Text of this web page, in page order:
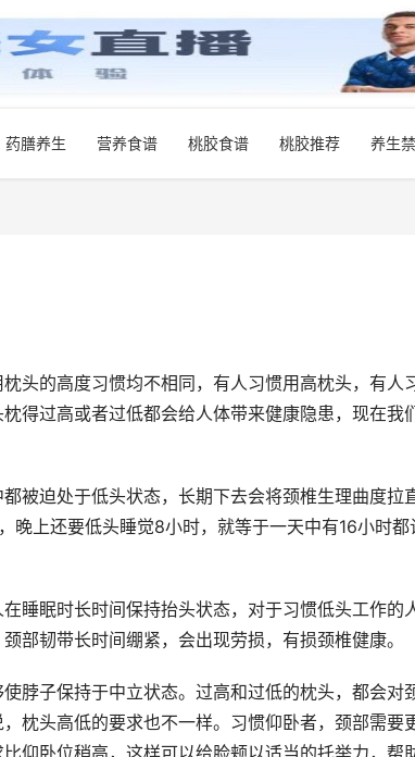
药膳养生 营养食谱 桃胶食谱 桃胶推荐 养生
头的高度习惯均不相同，有人习惯用高枕头，有人
得过高或者过低都会给人体带来健康隐患，现在我
被迫处于低头状态，长期下去会将颈椎生理曲度拉
晚上还要低头睡觉8小时，就等于一天中有16小时都
睡眠时长时间保持抬头状态，对于习惯低头工作的
部韧带长时间绷紧，会出现劳损，有损颈椎健康。
脖子保持于中立状态。过高和过低的枕头，都会对
枕头高低的要求也不一样。习惯仰卧者，颈部需要